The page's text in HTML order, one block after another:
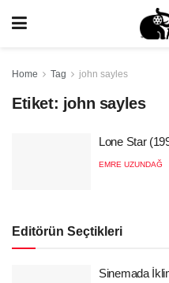
Home Tag john sayles
Etiket: john sayles
Lone Star
EMRE UZUNDAĞ
Editörün Seçtikleri
Sinemada